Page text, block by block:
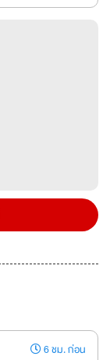
6 ชม. ก่อน